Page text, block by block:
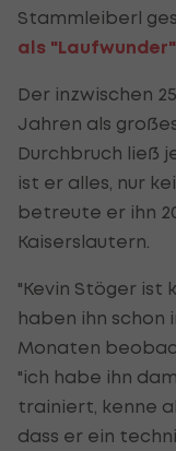
Stammleiberl
als
Der inzwischen
Jahren als
Durchbruch ließ
ist er alles, nur
betreute er ihn
Kaiserslautern.
"Kevin Stöger ist
haben ihn schon
Monaten
"ich habe ihn
trainiert, kenne
dass er ein